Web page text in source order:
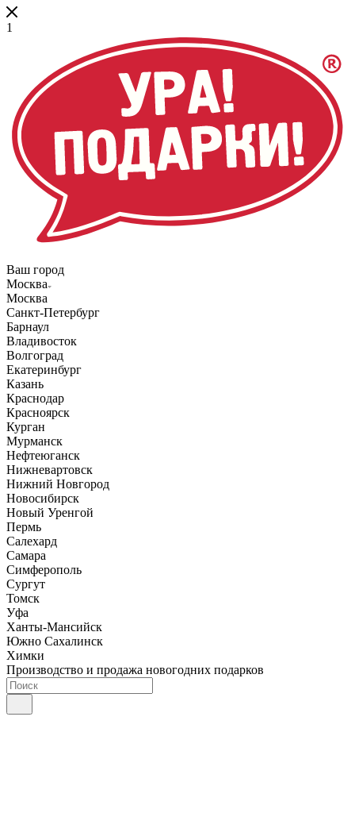
1
Ваш город
Москва
Москва
Санкт-Петербург
Барнаул
Владивосток
Волгоград
Екатеринбург
Казань
Краснодар
Красноярск
Курган
Мурманск
Нефтеюганск
Нижневартовск
Нижний Новгород
Новосибирск
Новый Уренгой
Пермь
Салехард
Самара
Симферополь
Сургут
Томск
Уфа
Ханты-Мансийск
Южно Сахалинск
Химки
Производство и продажа новогодних подарков